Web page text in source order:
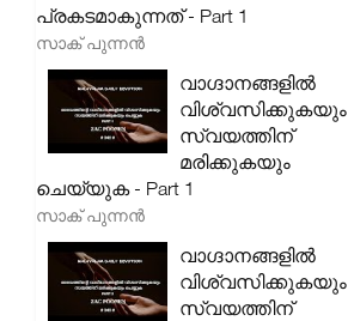
പ്രകടമാകുന്നത് - Part 1
സാക് പുന്നൻ
വാഗ്ദാനങ്ങളിൽ
വിശ്വസിക്കുകയും
സ്വയത്തിന്
മരിക്കുകയും
ചെയ്യുക - Part 1
സാക് പുന്നൻ
വാഗ്ദാനങ്ങളിൽ
വിശ്വസിക്കുകയും
സ്വയത്തിന്